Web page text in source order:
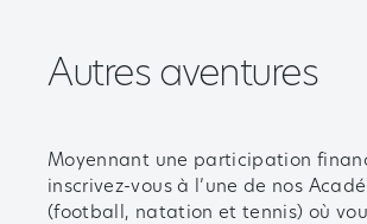
Autres aventures
Moyennant une participation
inscrivez-vous à l’une de nos
(football, natation et tennis) où